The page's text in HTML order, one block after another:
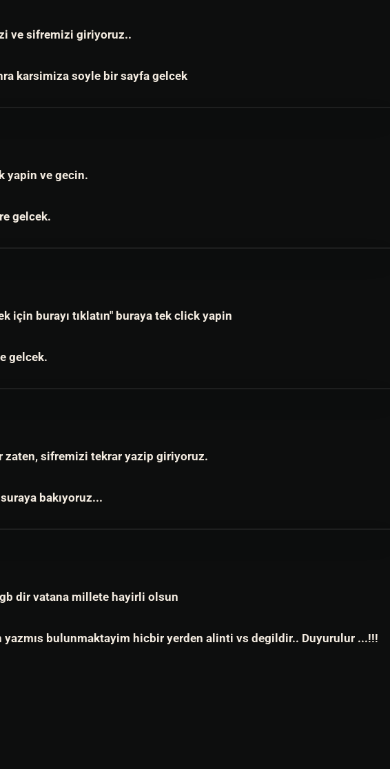
ve sifremizi giriyoruz..
karsimiza soyle bir sayfa gelcek
yapin ve gecin.
gelcek.
için burayı tıklatın" buraya tek click yapin
gelcek.
zaten, sifremizi tekrar yazip giriyoruz.
bakıyoruz...
dir vatana millete hayirli olsun
yazmıs bulunmaktayim hicbir yerden alinti vs degildir.. Duyurulur ...!!!